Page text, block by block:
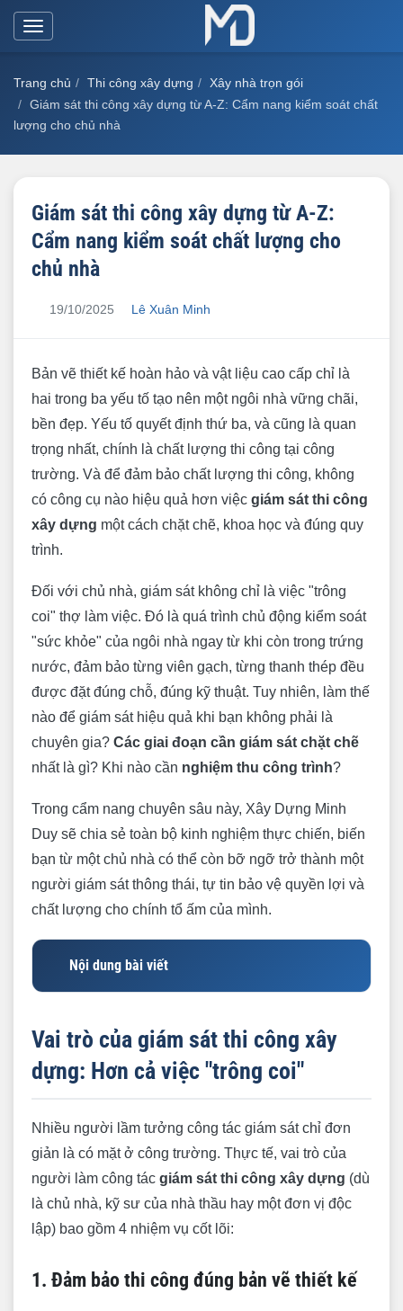
Toggle
Trang chủ Thi công xây dựng
Xây nhà trọn gói
Giám sát thi công xây dựng từ A-Z: Cẩm nang kiểm soát chất
lượng cho chủ nhà
Giám sát thi công xây dựng từ A-Z:
Cẩm nang kiểm soát chất lượng cho
chủ nhà
19/10/2025 Lê Xuân Minh
Bản vẽ thiết kế hoàn hảo và vật liệu cao cấp chỉ là
hai trong ba yếu tố tạo nên một ngôi nhà vững chãi,
bền đẹp. Yếu tố quyết định thứ ba, và cũng là quan
trọng nhất, chính là chất lượng thi công tại công
trường. Và để đảm bảo chất lượng thi công, không
có công cụ nào hiệu quả hơn việc giám sát thi công
xây dựng một cách chặt chẽ, khoa học và đúng quy
trình.
Đối với chủ nhà, giám sát không chỉ là việc "trông
coi" thợ làm việc. Đó là quá trình chủ động kiểm soát
"sức khỏe" của ngôi nhà ngay từ khi còn trong trứng
nước, đảm bảo từng viên gạch, từng thanh thép đều
được đặt đúng chỗ, đúng kỹ thuật. Tuy nhiên, làm thế
nào để giám sát hiệu quả khi bạn không phải là
chuyên gia? Các giai đoạn cần giám sát chặt chẽ
nhất là gì? Khi nào cần nghiệm thu công trình?
Trong cẩm nang chuyên sâu này, Xây Dựng Minh
Duy sẽ chia sẻ toàn bộ kinh nghiệm thực chiến, biến
bạn từ một chủ nhà có thể còn bỡ ngỡ trở thành một
người giám sát thông thái, tự tin bảo vệ quyền lợi và
chất lượng cho chính tổ ấm của mình.
Nội dung bài viết
việc "trông coi"
1. Đảm bảo thi công đúng bản vẽ thiết kế
3. Quản lý tiến độ và an toàn lao động
4. Là cơ sở để nghiệm thu và ghi chép nhật ký
thi công
5 giai đoạn "vàng" bắt buộc phải giám sát thi
công xây dựng chặt chẽ
ngầm
Vai trò của giám sát thi công xây
dựng: Hơn cả việc "trông coi"
Nhiều người lầm tưởng công tác giám sát chỉ đơn
giản là có mặt ở công trường. Thực tế, vai trò của
người làm công tác giám sát thi công xây dựng (dù
là chủ nhà, kỹ sư của nhà thầu hay một đơn vị độc
lập) bao gồm 4 nhiệm vụ cốt lõi:
1. Đảm bảo thi công đúng bản vẽ thiết kế